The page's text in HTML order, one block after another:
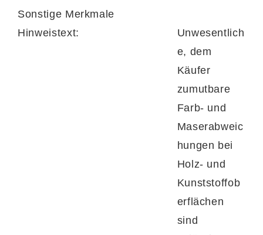
Sonstige Merkmale
Hinweistext:
Unwesentlich
e, dem
Käufer
zumutbare
Farb- und
Maserabweic
hungen bei
Holz- und
Kunststoffob
erflächen
sind